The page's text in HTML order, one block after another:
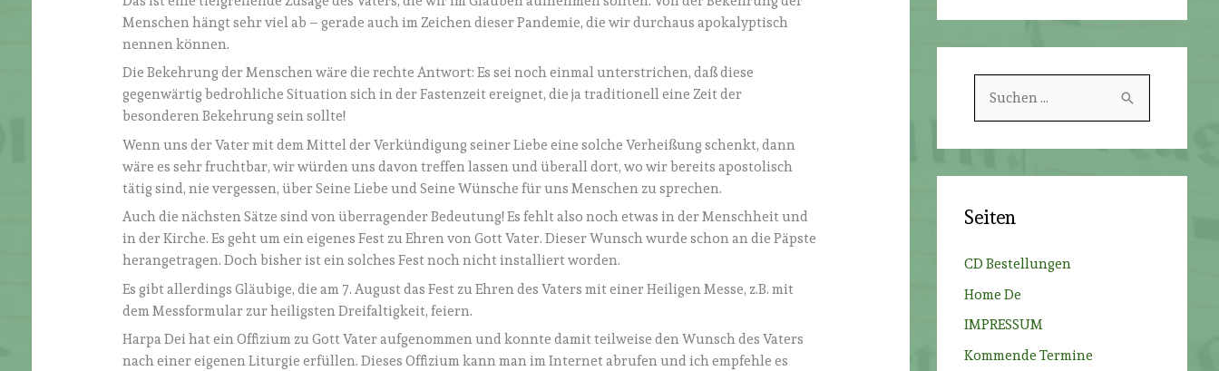
Menschen hängt sehr viel ab – gerade auch im Zeichen dieser Pandemie, die wir durchaus apokalyptisch
nennen können.
Die Bekehrung der Menschen wäre die rechte Antwort: Es sei noch einmal unterstrichen, daß diese
gegenwärtig bedrohliche Situation sich in der Fastenzeit ereignet, die ja traditionell eine Zeit der
besonderen Bekehrung sein sollte!
Wenn uns der Vater mit dem Mittel der Verkündigung seiner Liebe eine solche Verheißung schenkt, dann
wäre es sehr fruchtbar, wir würden uns davon treffen lassen und überall dort, wo wir bereits apostolisch
tätig sind, nie vergessen, über Seine Liebe und Seine Wünsche für uns Menschen zu sprechen.
Auch die nächsten Sätze sind von überragender Bedeutung! Es fehlt also noch etwas in der Menschheit und
in der Kirche. Es geht um ein eigenes Fest zu Ehren von Gott Vater. Dieser Wunsch wurde schon an die Päpste
herangetragen. Doch bisher ist ein solches Fest noch nicht installiert worden.
Es gibt allerdings Gläubige, die am 7. August das Fest zu Ehren des Vaters mit einer Heiligen Messe, z.B. mit
dem Messformular zur heiligsten Dreifaltigkeit, feiern.
Harpa Dei hat ein Offizium zu Gott Vater aufgenommen und konnte damit teilweise den Wunsch des Vaters
nach einer eigenen Liturgie erfüllen. Dieses Offizium kann man im Internet abrufen und ich empfehle es
n
h
:
Seiten
CD Bestellungen
Home De
IMPRESSUM
Kommende Termine